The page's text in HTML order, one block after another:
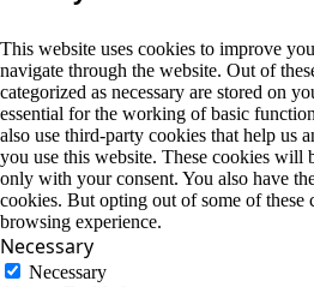
This website uses cookies to improve
navigate through the website. Out of
categorized as necessary are stored on
essential for the working of basic
also use third-party cookies that help us
you use this website. These cookies will
only with your consent. You also have
cookies. But opting out of some of these
browsing experience.
Necessary
Necessary